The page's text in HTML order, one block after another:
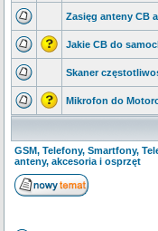
Zasięg anteny CB
Jakie CB do
Skaner
Mikrofon do
GSM, Telefony, Smartfony,
anteny, akcesoria i osprzęt